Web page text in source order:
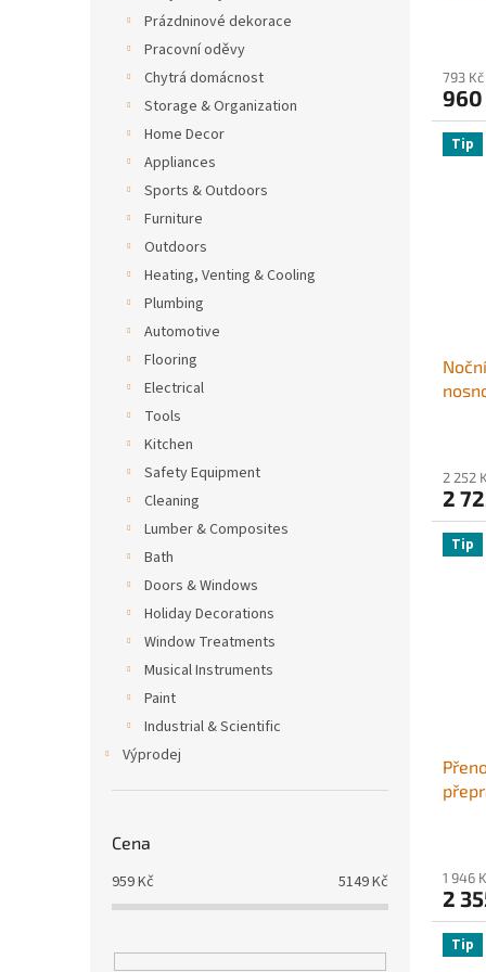
Prázdninové dekorace
Pracovní oděvy
Chytrá domácnost
Storage & Organization
Home Decor
Appliances
Sports & Outdoors
Furniture
Outdoors
Heating, Venting & Cooling
Plumbing
Automotive
Flooring
Electrical
Tools
Kitchen
Safety Equipment
Cleaning
Lumber & Composites
Bath
Doors & Windows
Holiday Decorations
Window Treatments
Musical Instruments
Paint
Industrial & Scientific
Výprodej
Cena
959Kč 5149Kč
rám
793
960
Tip
2 252
2
Tip
1 946
2
Tip